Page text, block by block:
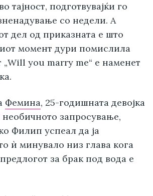
тајност, подготвувајќи го
со недели. А
дел од приказната е што
момент дури помислила
„Will you marry me“ е наменет
Фемина, 25-годишната девојка
запросување,
Филип успеал да ја
ѝ минувало низ глава кога
за брак под вода е